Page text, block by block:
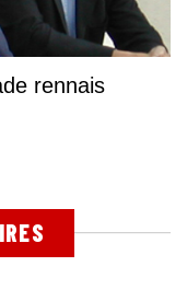
rennais